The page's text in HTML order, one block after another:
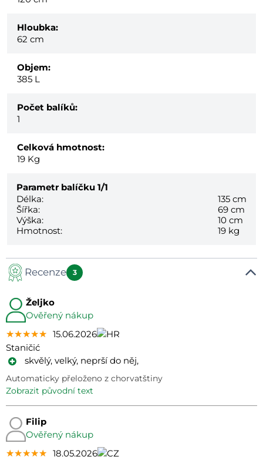
Hloubka:
62 cm
Objem:
385 L
Počet balíků:
1
Celková hmotnost:
19 Kg
Parametr balíčku 1/1
Délka:
135 cm
Šířka:
69 cm
Výška:
10 cm
Hmotnost:
19 kg
Recenze 3
Željko
Ověřený nákup
★★★★★
★★★★★
★★★★★ 15.06.2026
Staničić
skvělý, velký, neprší do něj,
Automaticky přeloženo z chorvatštiny
zobrazit původní text
Filip
Ověřený nákup
★★★★★
★★★★★
★★★★★ 18.05.2026